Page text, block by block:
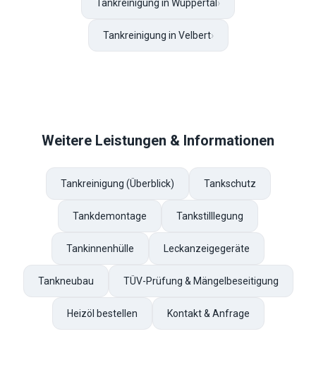
Tankreinigung in Wuppertal ›
Tankreinigung in Velbert›
Weitere Leistungen & Informationen
Tankreinigung (Überblick) Tankschutz
Tankdemontage Tankstilllegung
Tankinnenhülle Leckanzeigegeräte
Tankneubau TÜV-Prüfung & Mängelbeseitigung
Heizöl bestellen Kontakt & Anfrage